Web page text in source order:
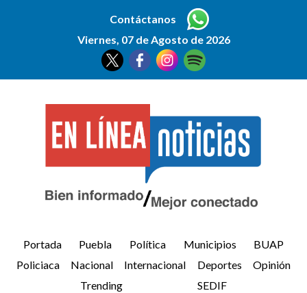
Contáctanos
Viernes, 07 de Agosto de 2026
Portada Puebla Política Municipios
BUAP
Policiaca
Nacional Internacional Deportes
Opinión
Trending
SEDIF